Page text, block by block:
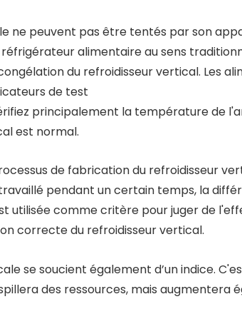
ne peuvent pas être tentés par son
alimentaire au sens
du refroidisseur vertical. Les
de test.
principalement la température de
est normal.
de fabrication du refroidisseur
pendant un certain temps, la
utilisée comme critère pour juger de
correcte du refroidisseur vertical.
se soucient également d’un indice.
des ressources, mais